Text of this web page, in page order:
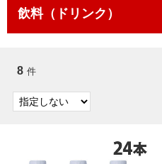
飲料（ドリンク）
8 件